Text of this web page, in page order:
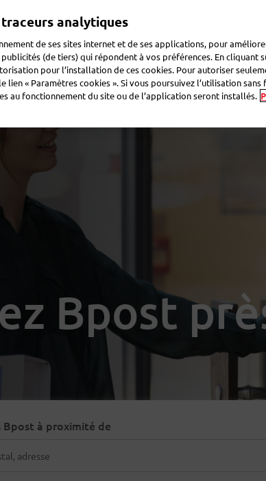
un colis Envoyer une lettre Déménagement
Bpost
Bpost à proximité de
analytiques
de ses sites internet et de ses applications, pour
(de tiers) qui répondent à vos préférences. En cliquant
pour l’installation de ces cookies. Pour autoriser
« Paramètres cookies ». Si vous poursuivez l’utilisation sans
au fonctionnement du site ou de l’application seront installés.